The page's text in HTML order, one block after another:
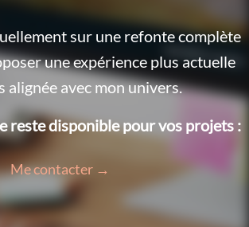
sur une refonte complète
une expérience plus actuelle
alignée avec mon univers.
reste disponible pour vos projets :
Me contacter →